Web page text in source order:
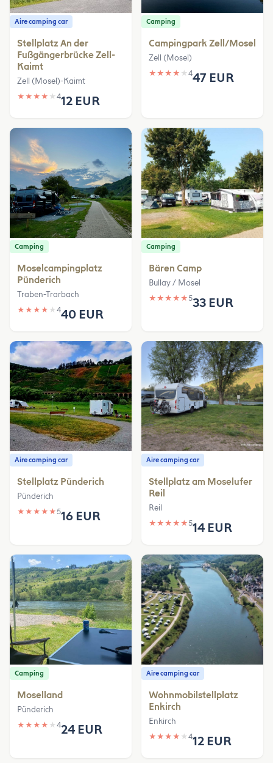
Aire camping car
Stellplatz An der
Fußgängerbrücke Zell-
Kaimt
Zell (Mosel)-Kaimt
★ ★ ★ ★ ★ 412 EUR
Camping
Campingpark Zell/Mosel
Zell (Mosel)
★ ★ ★ ★ ★ 447 EUR
Camping
Moselcampingplatz
Pünderich
Traben-Trarbach
★ ★ ★ ★ ★ 440 EUR
Camping
Bären Camp
Bullay / Mosel
★ ★ ★ ★ ★533 EUR
Aire camping car
Stellplatz Pünderich
Pünderich
★ ★ ★ ★ ★516 EUR
Aire camping car
Stellplatz am Moselufer
Reil
Reil
★ ★ ★ ★ ★514 EUR
Camping
Moselland
Pünderich
★ ★ ★ ★ ★ 424 EUR
Aire camping car
Wohnmobilstellplatz
Enkirch
Enkirch
★ ★ ★ ★ ★ 412 EUR